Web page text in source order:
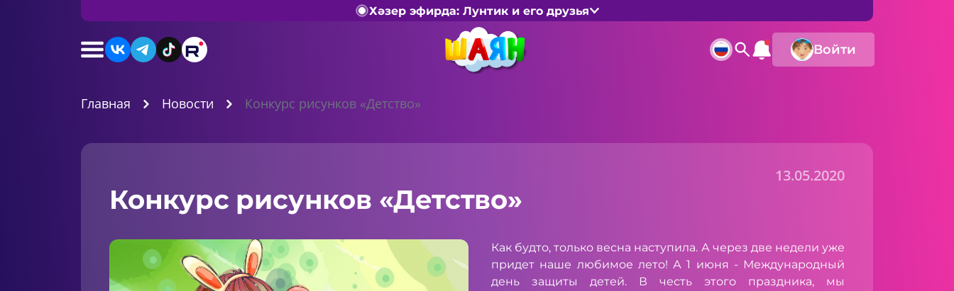
Хәзер эфирда: Лунтик и его друзья
Войти
Главная Новости Конкурс рисунков «Детство»
13.05.2020
Конкурс рисунков «Детство»
Как будто, только весна наступила. А через две недели уже
придет наше любимое лето! А 1 июня - Международный
день защиты детей. В честь этого праздника, мы